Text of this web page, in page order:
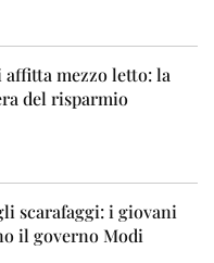
affitta mezzo letto: la
del risparmio
scarafaggi: i giovani
il governo Modi